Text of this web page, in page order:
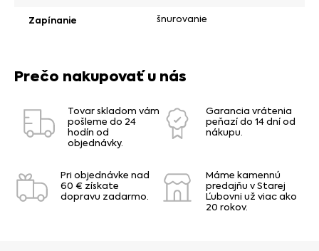
Zapínanie šnurovanie
Prečo nakupovať u nás
Tovar skladom vám
pošleme do 24
hodín od
objednávky.
Garancia vrátenia
peňazí do 14 dní od
nákupu.
Pri objednávke nad
60 € získate
dopravu zadarmo.
Máme kamennú
predajňu v Starej
Ľubovni už viac ako
20 rokov.